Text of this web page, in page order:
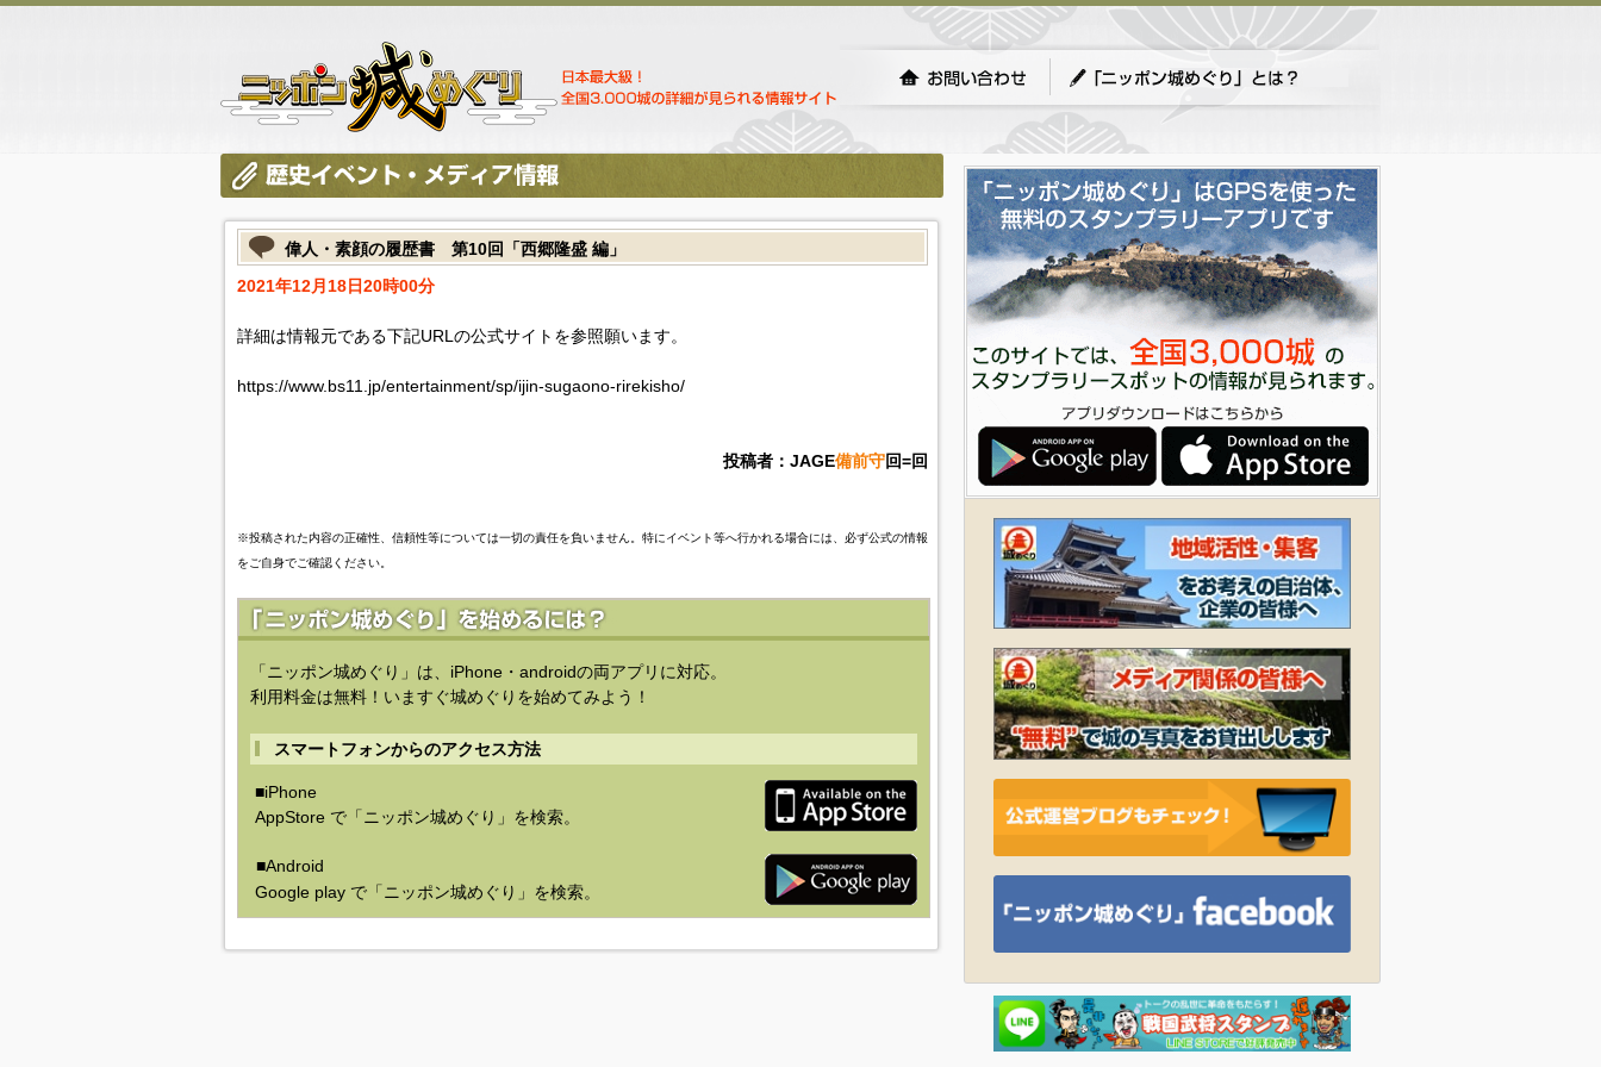
偉人・素顔の履歴書 第10回「西郷隆盛 編」
2021年12月18日20時00分
詳細は情報元である下記URLの公式サイトを参照願います。
https://www.bs11.jp/entertainment/sp/ijin-sugaono-rirekisho/
投稿者：JAGE備前守回=回
※投稿された内容の正確性、信頼性等については一切の責任を負いません。特にイベント等へ行かれる場合には、必ず公式の情報
をご自身でご確認ください。
「ニッポン城めぐり」は、iPhone・androidの両アプリに対応。
利用料金は無料！いますぐ城めぐりを始めてみよう！
スマートフォンからのアクセス方法
■iPhone
AppStore で「ニッポン城めぐり」を検索。
■Android
Google play で「ニッポン城めぐり」を検索。